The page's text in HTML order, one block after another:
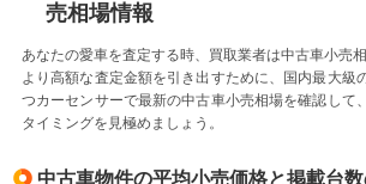
売相場情報
あなたの愛車を査定する時、買取業者は中古車小売
より高額な査定金額を引き出すために、国内最大級
つカーセンサーで最新の中古車小売相場を確認して
タイミングを見極めましょう。
中古車物件の平均小売価格と掲載台